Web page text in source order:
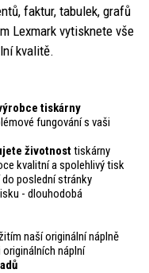
faktur, tabulek, grafů
Lexmark vytisknete vše
kvalitě.
tiskárny
fungování s vaši
životnosttiskárny
kvalitní a spolehlivý tisk
poslední stránky
- dlouhodobá
naší originální náplně
originálních náplní